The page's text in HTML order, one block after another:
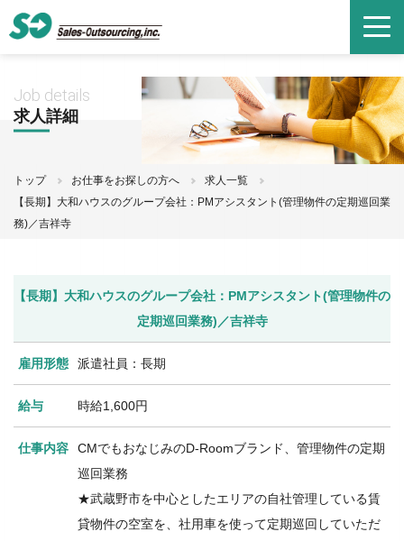
Job details
求人詳細
トップ お仕事をお探しの方へ
求人一覧
【長期】大和ハウスのグループ会社：PMアシスタント(管理物件の定期巡回業
務)／吉祥寺
【長期】大和ハウスのグループ会社：PMアシスタント(管理物件の
定期巡回業務)／吉祥寺
雇用形態 派遣社員：長期
給与 時給1,600円
仕事内容
CMでもおなじみのD-Roomブランド、管理物件の定期
巡回業務
★武蔵野市を中心としたエリアの自社管理している賃
貸物件の空室を、社用車を使って定期巡回していただ